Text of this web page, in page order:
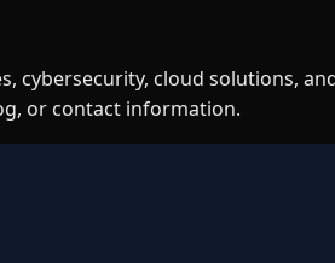
cybersecurity, cloud solutions,
or contact information.